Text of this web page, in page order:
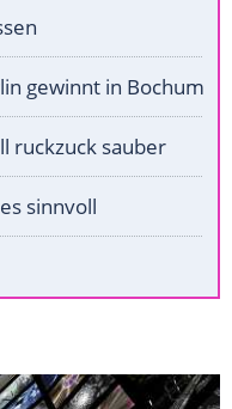
gewinnt in Bochum
ruckzuck sauber
sinnvoll